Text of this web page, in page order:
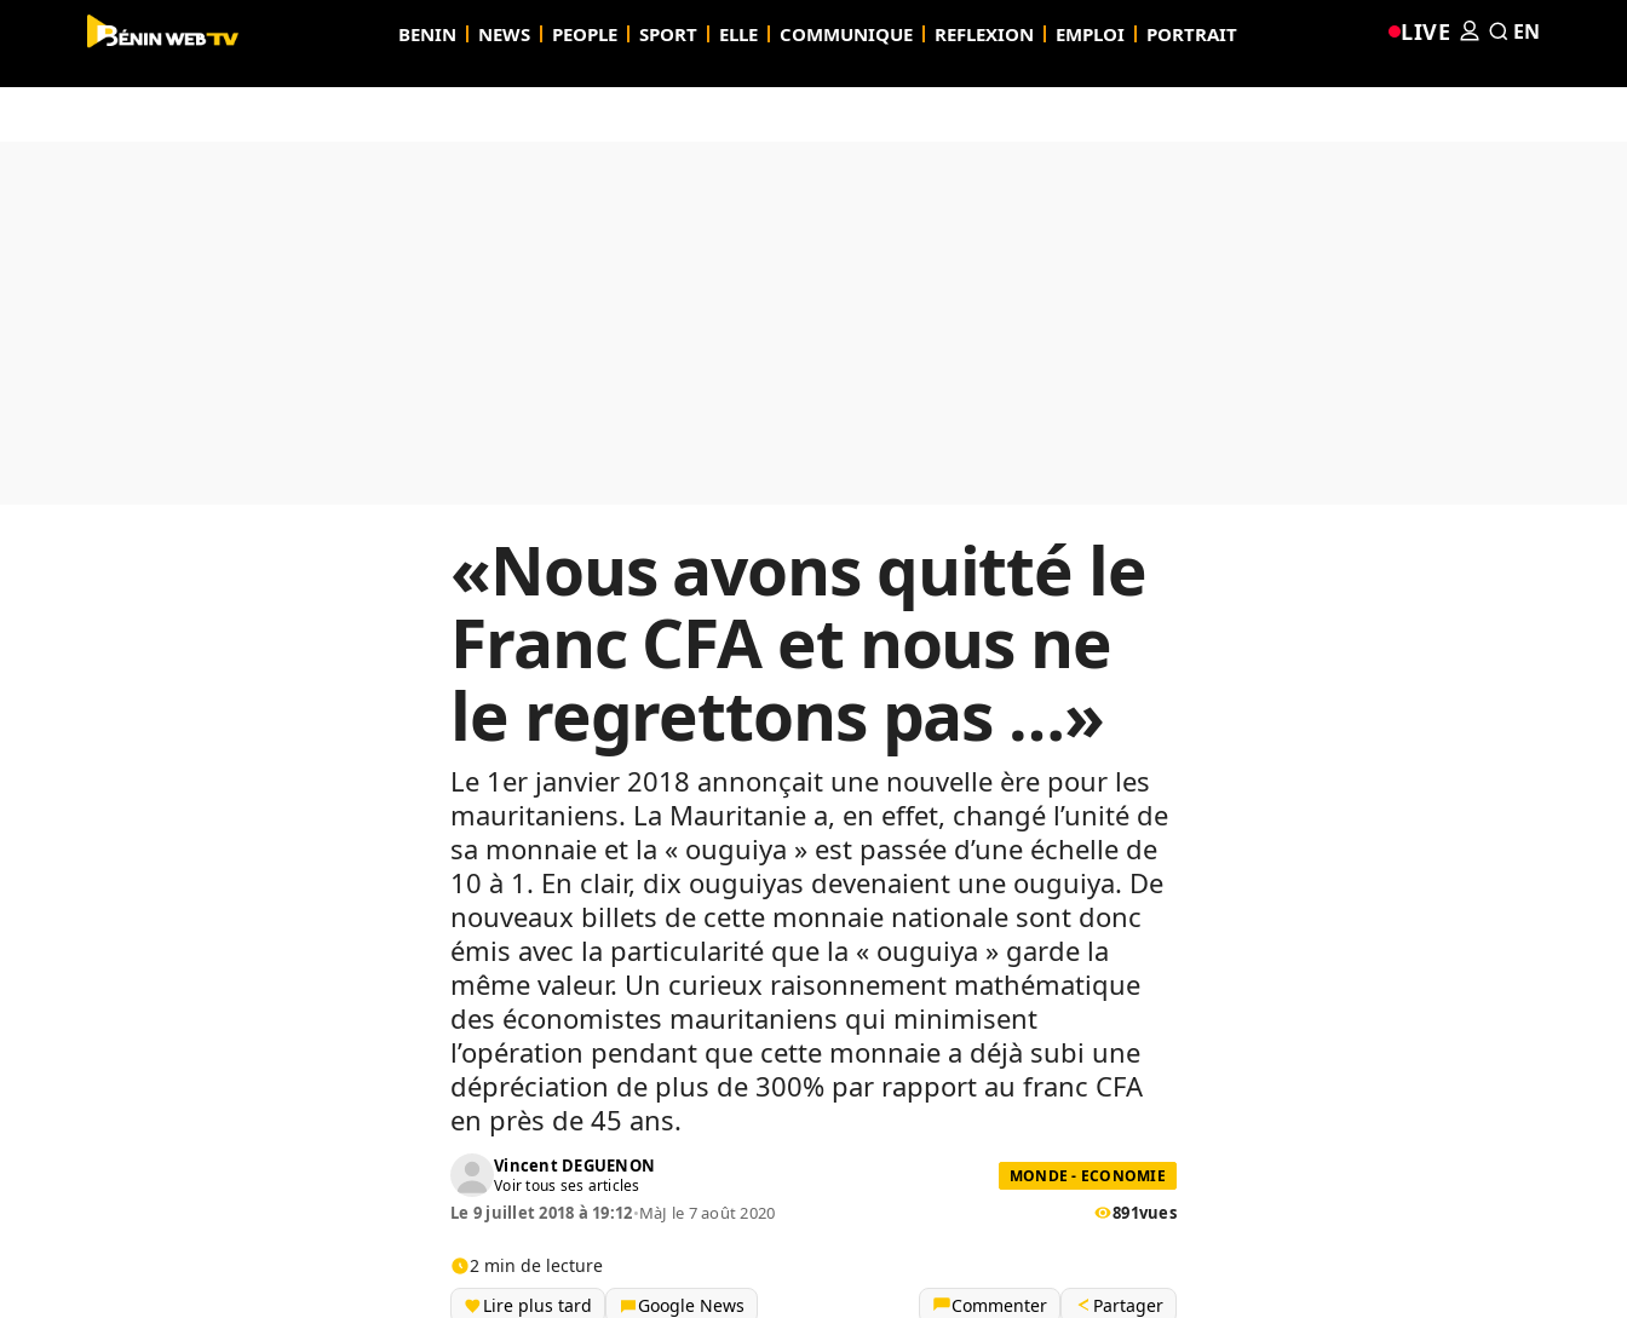
BENIN NEWS PEOPLE SPORT ELLE COMMUNIQUE REFLEXION EMPLOI PORTRAIT LIVE EN
«Nous avons quitté le
Franc CFA et nous ne
le regrettons pas …»
Le 1er janvier 2018 annonçait une nouvelle ère pour les
mauritaniens. La Mauritanie a, en effet, changé l’unité de
sa monnaie et la « ouguiya » est passée d’une échelle de
10 à 1. En clair, dix ouguiyas devenaient une ouguiya. De
nouveaux billets de cette monnaie nationale sont donc
émis avec la particularité que la « ouguiya » garde la
même valeur. Un curieux raisonnement mathématique
des économistes mauritaniens qui minimisent
l’opération pendant que cette monnaie a déjà subi une
dépréciation de plus de 300% par rapport au franc CFA
en près de 45 ans.
Vincent DEGUENON
Voir tous ses articles MONDE - ECONOMIE
Le 9 juillet 2018 à 19:12•MàJ le 7 août 2020 891vues
2 min de lecture
Lire plus tard
Google News Commenter Partager